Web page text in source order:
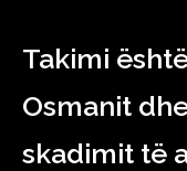
Takimi
Osmanit
skadimit të